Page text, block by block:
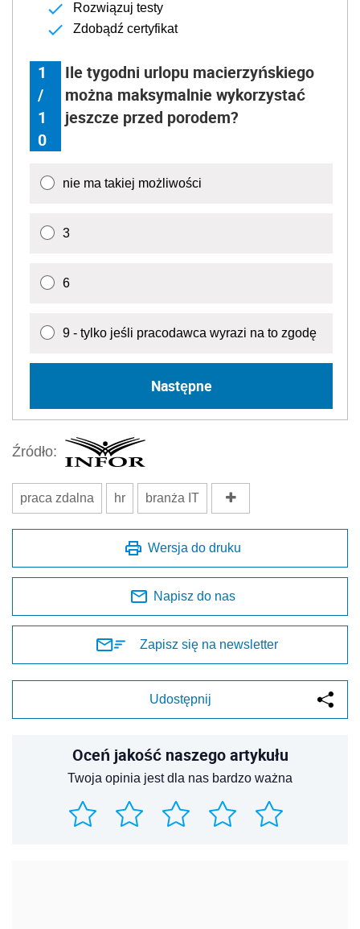
Rozwiązuj testy
Zdobądź certyfikat
1
/
1
0
Ile tygodni urlopu macierzyńskiego
można maksymalnie wykorzystać
jeszcze przed porodem?
nie ma takiej możliwości
3
6
9 - tylko jeśli pracodawca wyrazi na to zgodę
Następne
Źródło:
praca zdalna hr branża IT
Wersja do druku
Napisz do nas
Zapisz się na newsletter
Udostępnij
Oceń jakość naszego artykułu
Twoja opinia jest dla nas bardzo ważna